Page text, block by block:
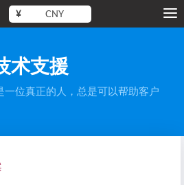
¥ CNY
术支援
位真正的人，总是可以帮助客户